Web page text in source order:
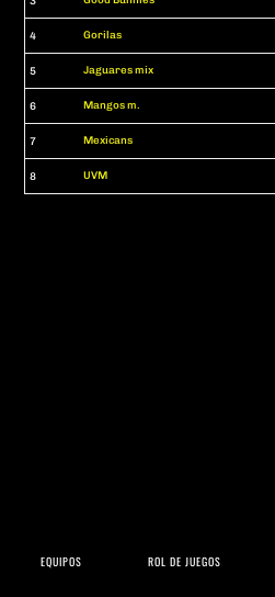
4 Gorilas
5 Jaguares mix
6 Mangos m.
7 Mexicans
8 UVM
EQUIPOS ROL DE JUEGOS